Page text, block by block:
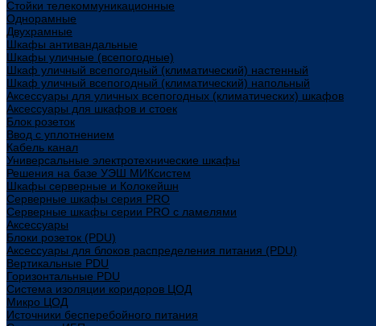
Стойки телекоммуникационные
Однорамные
Двухрамные
Шкафы антивандальные
Шкафы уличные (всепогодные)
Шкаф уличный всепогодный (климатический) настенный
Шкаф уличный всепогодный (климатический) напольный
Аксессуары для уличных всепогодных (климатических) шкафов
Аксессуары для шкафов и стоек
Блок розеток
Ввод с уплотнением
Кабель канал
Универсальные электротехнические шкафы
Решения на базе УЭШ МИКсистем
Шкафы серверные и Колокейшн
Серверные шкафы серия PRO
Серверные шкафы серии PRO с ламелями
Аксессуары
Блоки розеток (PDU)
Аксессуары для блоков распределения питания (PDU)
Вертикальные PDU
Горизонтальные PDU
Система изоляции коридоров ЦОД
Микро ЦОД
Источники бесперебойного питания